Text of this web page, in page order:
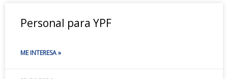
Personal para YPF
ME INTERESA »